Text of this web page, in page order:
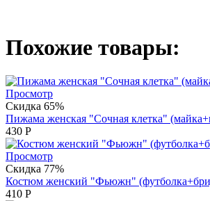
Похожие товары:
Просмотр
Скидка 65%
Пижама женская "Сочная клетка"
430 Р
Просмотр
Скидка 77%
Костюм женский "Фьюжн"
410 Р